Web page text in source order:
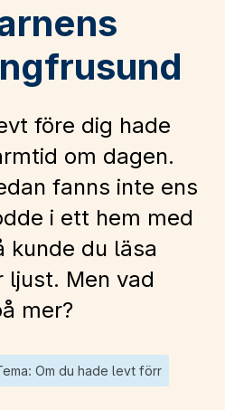
före dig hade
om dagen.
fanns inte ens
i ett hem med
kunde du läsa
ljust. Men vad
mer?
Om du hade levt förr